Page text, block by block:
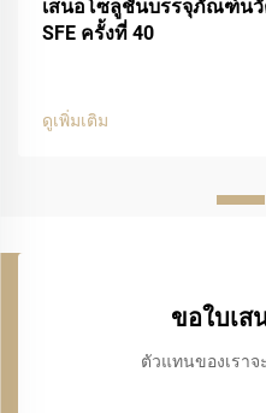
เสนอโซลูชันบรรจุภัณฑ์น
SFE ครั้งที่ 40
ดูเพิ่มเติม
ขอใบเส
ตัวแทนของเราจ